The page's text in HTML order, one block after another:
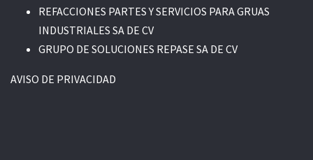
REFACCIONES PARTES Y SERVICIOS PARA GRUAS
INDUSTRIALES SA DE CV
GRUPO DE SOLUCIONES REPASE SA DE CV
AVISO DE PRIVACIDAD